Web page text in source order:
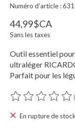
Numéro d’article :
44,99$CA
Sans les taxes
Outil essentiel
ultraléger
Parfait pour les
Ce produit est
En rupture de